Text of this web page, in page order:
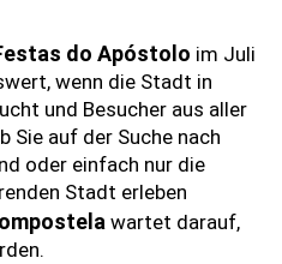
do Apóstolo im Juli
wenn die Stadt in
und Besucher aus aller
Sie auf der Suche nach
oder einfach nur die
Stadt erleben
wartet darauf,